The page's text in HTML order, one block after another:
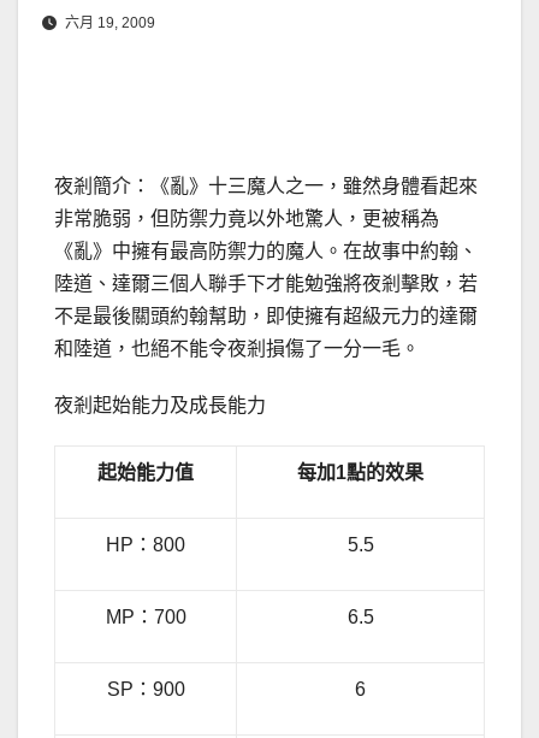
六月 19, 2009
夜剎簡介：《亂》十三魔人之一，雖然身體看起來
非常脆弱，但防禦力竟以外地驚人，更被稱為
《亂》中擁有最高防禦力的魔人。在故事中約翰、
陸道、達爾三個人聯手下才能勉強將夜剎擊敗，若
不是最後關頭約翰幫助，即使擁有超級元力的達爾
和陸道，也絕不能令夜剎損傷了一分一毛。
夜剎起始能力及成長能力
起始能力值 每加1點的效果
HP：800 5.5
MP：700 6.5
SP：900 6